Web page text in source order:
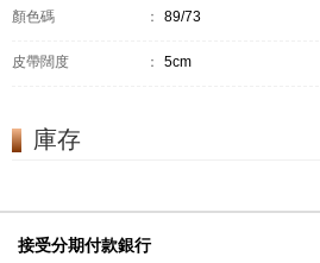
顏色碼 ： 89/73
皮帶闊度 ： 5cm
庫存
接受分期付款銀行